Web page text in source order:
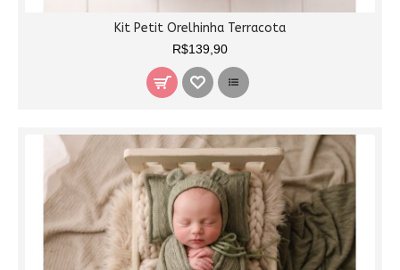
Kit Petit Orelhinha Terracota
R$139,90